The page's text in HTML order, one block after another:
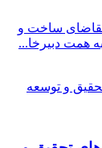
تقاضای ساخت و